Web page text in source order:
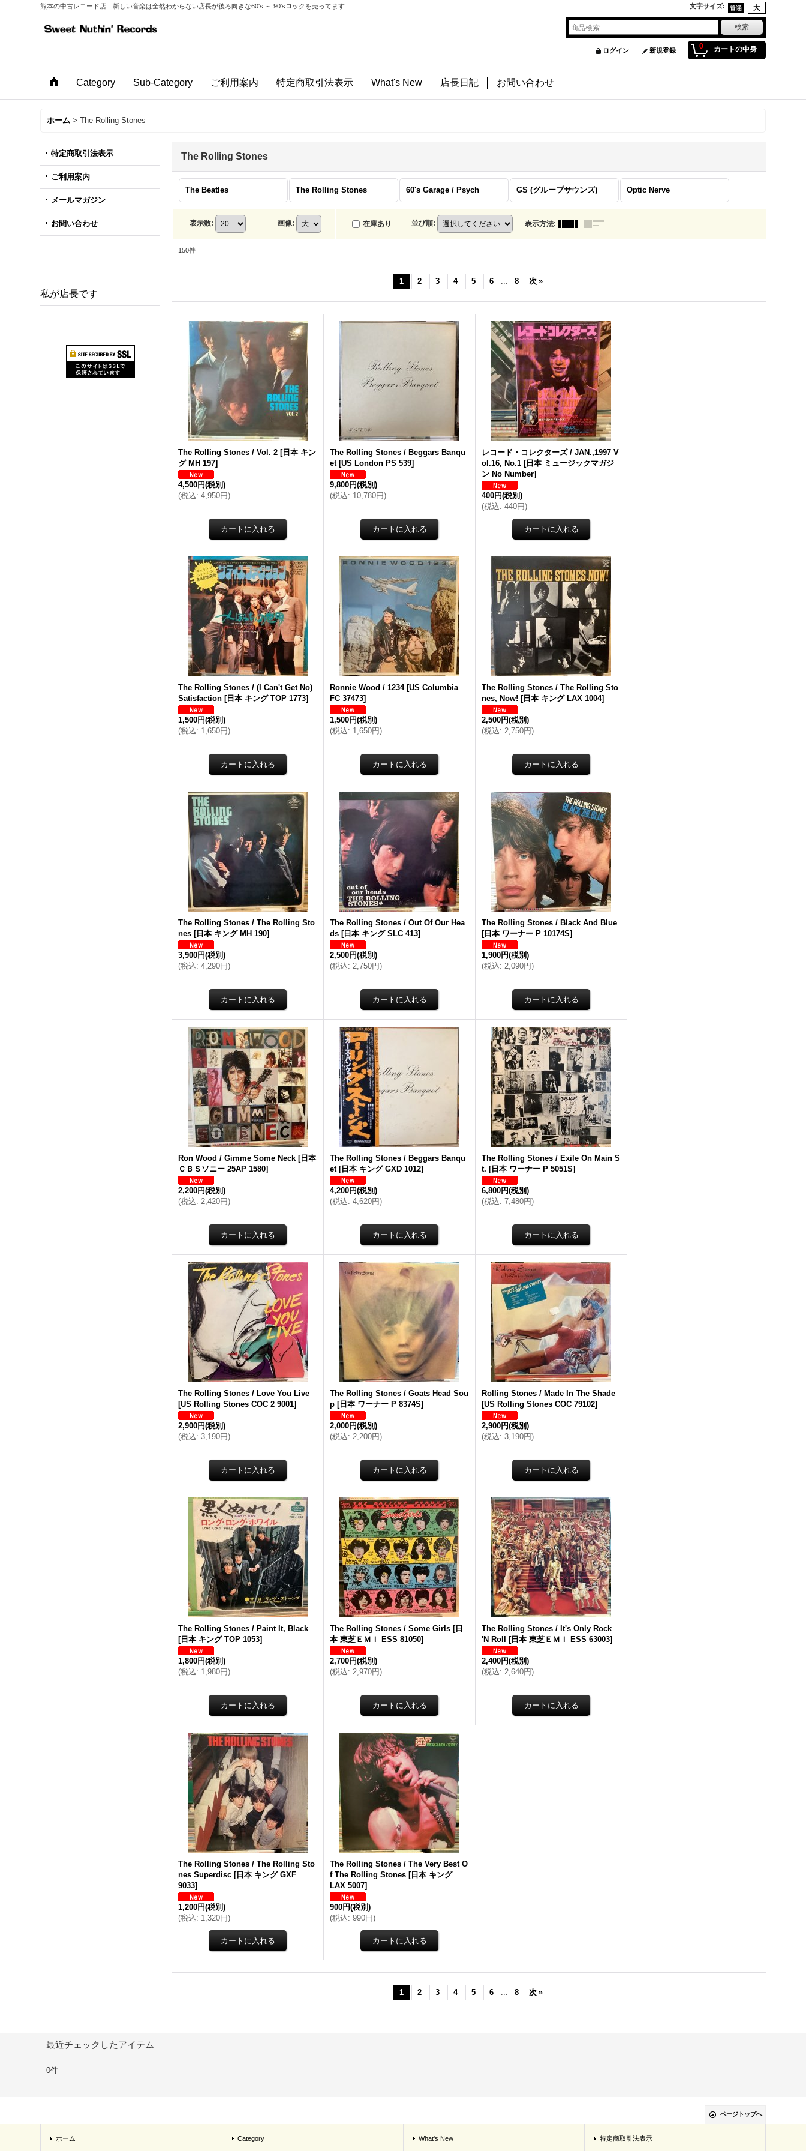
熊本の中古レコード店 新しい音楽は全然わからない店長が後ろ向きな60's ～ 90'sロックを売ってます 文字サイズ:
0 カートの中身
ログイン 新規登録
Category Sub-Category ご利用案内 特定商取引法表示 What's New 店長日記 お問い合わせ
ホーム > The Rolling Stones
特定商取引法表示
ご利用案内
メールマガジン
お問い合わせ
私が店長です
The Rolling Stones
The Beatles The Rolling Stones 60's Garage / Psych GS (グループサウンズ) Optic Nerve
表示数: 画像: 在庫あり 並び順: 表示方法:
150件
1 2 3 4 5 6 ... 8 次 »
The Rolling Stones / Vol. 2 [日本 キン
グ MH 197]
4,500円(税別)
(税込: 4,950円)
The Rolling Stones / Beggars Banqu
et [US London PS 539]
9,800円(税別)
(税込: 10,780円)
レコード・コレクターズ / JAN.,1997 V
ol.16, No.1 [日本 ミュージックマガジ
ン No Number]
400円(税別)
(税込: 440円)
The Rolling Stones / (I Can't Get No)
Satisfaction [日本 キング TOP 1773]
1,500円(税別)
(税込: 1,650円)
Ronnie Wood / 1234 [US Columbia
FC 37473]
1,500円(税別)
(税込: 1,650円)
The Rolling Stones / The Rolling Sto
nes, Now! [日本 キング LAX 1004]
2,500円(税別)
(税込: 2,750円)
The Rolling Stones / The Rolling Sto
nes [日本 キング MH 190]
3,900円(税別)
(税込: 4,290円)
The Rolling Stones / Out Of Our Hea
ds [日本 キング SLC 413]
2,500円(税別)
(税込: 2,750円)
The Rolling Stones / Black And Blue
[日本 ワーナー P 10174S]
1,900円(税別)
(税込: 2,090円)
Ron Wood / Gimme Some Neck [日本
ＣＢＳソニー 25AP 1580]
2,200円(税別)
(税込: 2,420円)
The Rolling Stones / Beggars Banqu
et [日本 キング GXD 1012]
4,200円(税別)
(税込: 4,620円)
The Rolling Stones / Exile On Main S
t. [日本 ワーナー P 5051S]
6,800円(税別)
(税込: 7,480円)
The Rolling Stones / Love You Live
[US Rolling Stones COC 2 9001]
2,900円(税別)
(税込: 3,190円)
The Rolling Stones / Goats Head Sou
p [日本 ワーナー P 8374S]
2,000円(税別)
(税込: 2,200円)
Rolling Stones / Made In The Shade
[US Rolling Stones COC 79102]
2,900円(税別)
(税込: 3,190円)
The Rolling Stones / Paint It, Black
[日本 キング TOP 1053]
1,800円(税別)
(税込: 1,980円)
The Rolling Stones / Some Girls [日
本 東芝ＥＭＩ ESS 81050]
2,700円(税別)
(税込: 2,970円)
The Rolling Stones / It's Only Rock
'N Roll
[日本 東芝ＥＭＩ ESS 63003]
2,400円(税別)
(税込: 2,640円)
The Rolling Stones ‎/ The Rolling Sto
nes Superdisc [日本 キング GXF
9033]
1,200円(税別)
(税込: 1,320円)
The Rolling Stones / The Very Best O
f The Rolling Stones [日本 キング
LAX 5007]
900円(税別)
(税込: 990円)
1 2 3 4 5 6 ... 8 次 »
最近チェックしたアイテム
0件
ページトップへ
ホーム Category What's New 特定商取引法表示